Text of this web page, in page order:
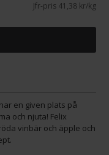
Jfr-pris41,38 kr/kg
en given plats på
och njuta! Felix
vinbär och äpple och